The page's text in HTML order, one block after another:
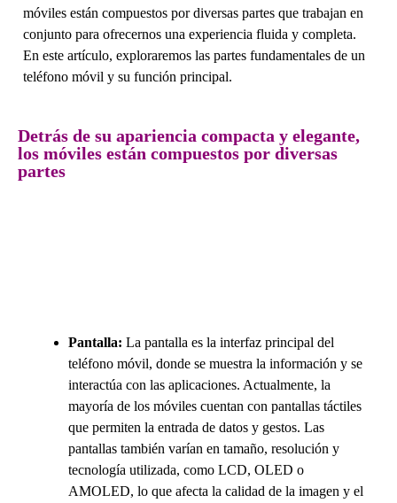
móviles están compuestos por diversas partes que trabajan en
conjunto para ofrecernos una experiencia fluida y completa.
En este artículo, exploraremos las partes fundamentales de un
teléfono móvil y su función principal.
Detrás de su apariencia compacta y elegante,
los móviles están compuestos por diversas
partes
Pantalla: La pantalla es la interfaz principal del
teléfono móvil, donde se muestra la información y se
interactúa con las aplicaciones. Actualmente, la
mayoría de los móviles cuentan con pantallas táctiles
que permiten la entrada de datos y gestos. Las
pantallas también varían en tamaño, resolución y
tecnología utilizada, como LCD, OLED o
AMOLED, lo que afecta la calidad de la imagen y el